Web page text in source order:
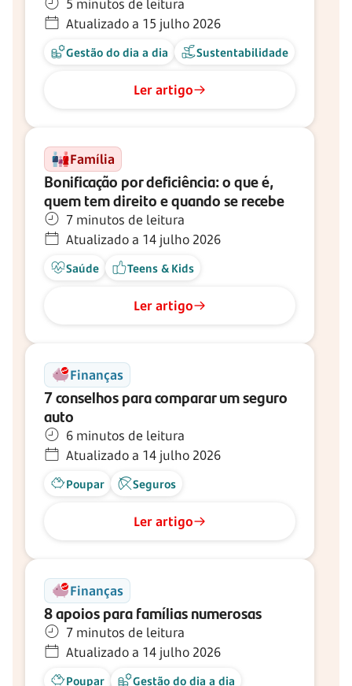
5 minutos de leitura
Atualizado a 15 julho 2026
Gestão do dia a dia Sustentabilidade
Ler artigo
Família
Bonificação por deficiência: o que é,
quem tem direito e quando se recebe
7 minutos de leitura
Atualizado a 14 julho 2026
Saúde Teens & Kids
Ler artigo
Finanças
7 conselhos para comparar um seguro
auto
6 minutos de leitura
Atualizado a 14 julho 2026
Poupar Seguros
Ler artigo
Finanças
8 apoios para famílias numerosas
7 minutos de leitura
Atualizado a 14 julho 2026
Poupar
Gestão do dia a dia